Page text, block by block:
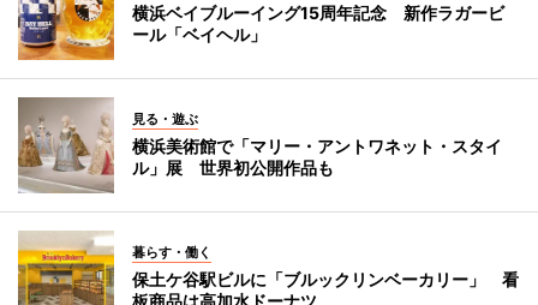
横浜ベイブルーイング15周年記念 新作ラガービ
ール「ベイヘル」
見る・遊ぶ
横浜美術館で「マリー・アントワネット・スタイ
ル」展 世界初公開作品も
暮らす・働く
保土ケ谷駅ビルに「ブルックリンベーカリー」 看
板商品は高加水ドーナツ